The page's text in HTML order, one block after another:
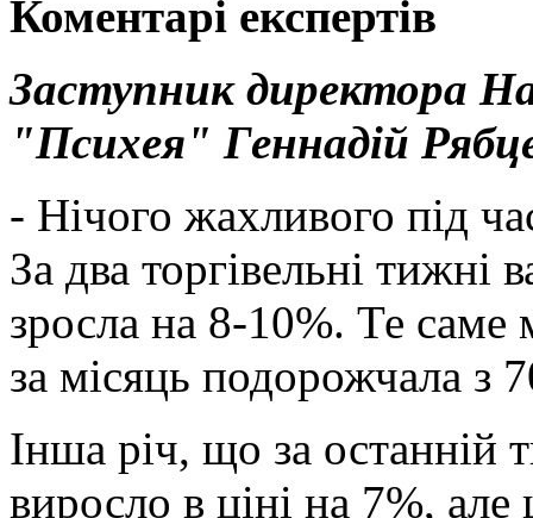
Коментарі експертів
Заступник директора
"Психея" Геннадій
- Нічого жахливого під
За два торгівельні тижні
зросла на 8-10%. Те саме
за місяць подорожчала з
Інша річ, що за останній
виросло в ціні на 7%,